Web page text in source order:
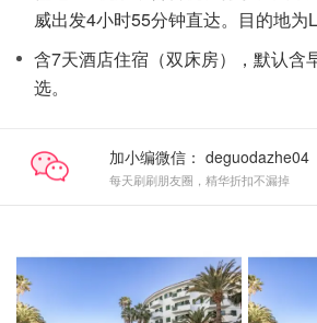
威出发4小时55分钟直达。目的地为
含7天酒店住宿（双床房），默认含
选。
加小编微信：
每天刷刷朋友圈，精华折扣不漏掉